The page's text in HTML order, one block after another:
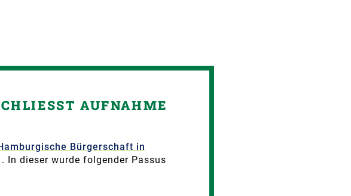
AUFNAHME E
Bürgerschaft in
. In dieser wurde folgender Passus